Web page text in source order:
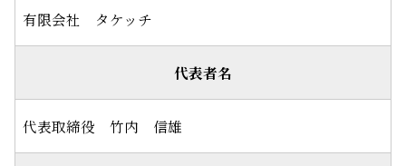
有限会社 タケッチ
代表者名
代表取締役 竹内 信雄